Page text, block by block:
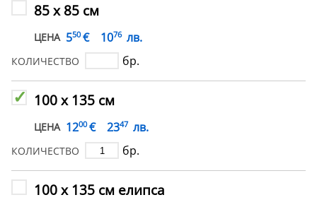
85 х 85 см
ЦЕНА 550 € 1076 лв.
КОЛИЧЕСТВО бр.
100 х 135 см
ЦЕНА 1200 € 2347 лв.
КОЛИЧЕСТВО бр.
100 х 135 см елипса